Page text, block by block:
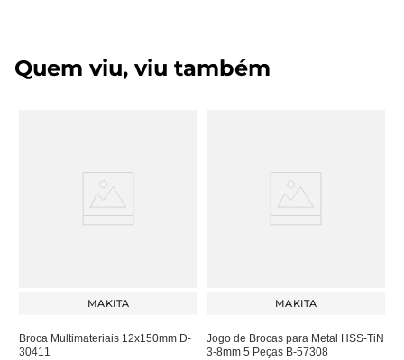
Quem viu, viu também
MAKITA
Broca Multimateriais 12x150mm D-
30411
MAKITA
Jogo de Brocas para Metal HSS-TiN
3-8mm 5 Peças B-57308